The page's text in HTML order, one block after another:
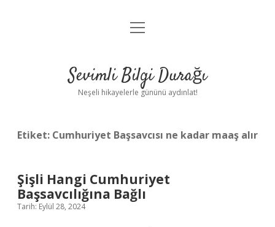
Anasayfa
Yasal Uyarı
menüyü
Sevimli Bilgi Durağı
Neşeli hikayelerle gününü aydınlat!
Etiket: Cumhuriyet Başsavcısı ne kadar maaş alır
Şişli Hangi Cumhuriyet
Başsavcılığına Bağlı
Tarih: Eylül 28, 2024